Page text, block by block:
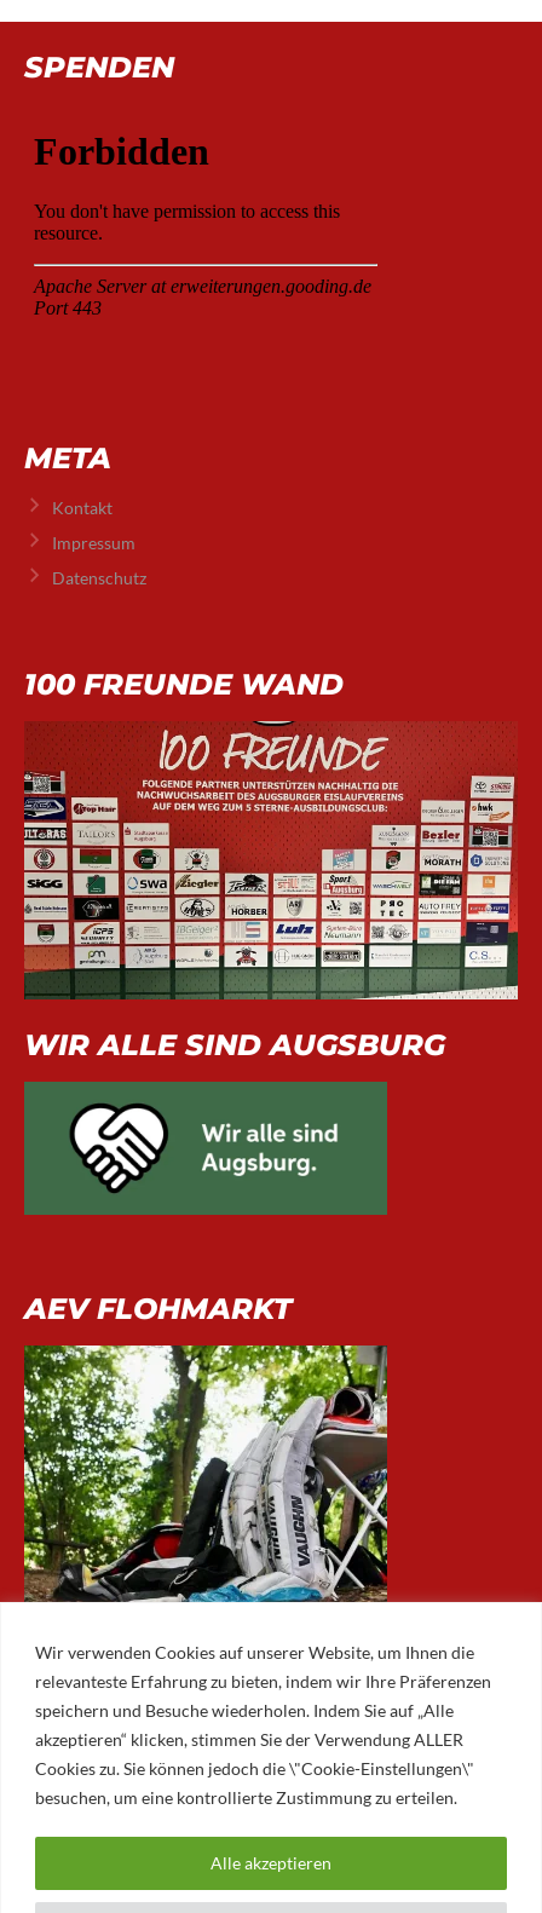
Wir verwenden Cookies auf unserer Website, um Ihnen die
relevanteste Erfahrung zu bieten, indem wir Ihre Präferenzen
speichern und Besuche wiederholen. Indem Sie auf „Alle
akzeptieren“ klicken, stimmen Sie der Verwendung ALLER
Cookies zu. Sie können jedoch die \"Cookie-Einstellungen\"
besuchen, um eine kontrollierte Zustimmung zu erteilen.
Alle akzeptieren
SPENDEN
META
Kontakt
Impressum
Datenschutz
100 FREUNDE WAND
WIR ALLE SIND AUGSBURG
AEV FLOHMARKT
ARCHIV
Archiv
© 2026 AUGSBURGER EISLAUFVEREIN E.V.
AUGSBURGER EV